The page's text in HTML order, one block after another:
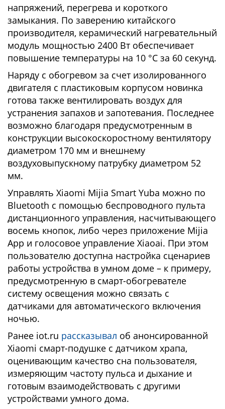
напряжений, перегрева и короткого
замыкания. По заверению китайского
производителя, керамический нагревательный
модуль мощностью 2400 Вт обеспечивает
повышение температуры на 10 °C за 60 секунд.
Наряду с обогревом за счет изолированного
двигателя с пластиковым корпусом новинка
готова также вентилировать воздух для
устранения запахов и запотевания. Последнее
возможно благодаря предусмотренным в
конструкции высокоскоростному вентилятору
диаметром 170 мм и внешнему
воздуховыпускному патрубку диаметром 52
мм.
Управлять Xiaomi Mijia Smart Yuba можно по
Bluetooth с помощью беспроводного пульта
дистанционного управления, насчитывающего
восемь кнопок, либо через приложение Mijia
App и голосовое управление Xiaoai. При этом
пользователю доступна настройка сценариев
работы устройства в умном доме – к примеру,
предусмотренную в смарт-обогревателе
систему освещения можно связать с
датчиками для автоматического включения
ночью.
Ранее iot.ru рассказывал об анонсированной
Xiaomi смарт-подушке с датчиком храпа,
оценивающим качество сна пользователя,
измеряющим частоту пульса и дыхание и
готовым взаимодействовать с другими
устройствами умного дома.